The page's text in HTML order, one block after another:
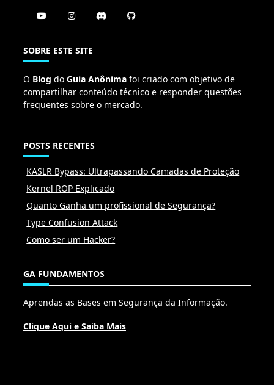
SOBRE ESTE SITE
O Blog do Guia Anônima foi criado com objetivo de
compartilhar conteúdo técnico e responder questões
frequentes sobre o mercado.
POSTS RECENTES
KASLR Bypass: Ultrapassando Camadas de Proteção
Kernel ROP Explicado
Quanto Ganha um profissional de Segurança?
Type Confusion Attack
Como ser um Hacker?
GA FUNDAMENTOS
Aprendas as Bases em Segurança da Informação.
Clique Aqui e Saiba Mais